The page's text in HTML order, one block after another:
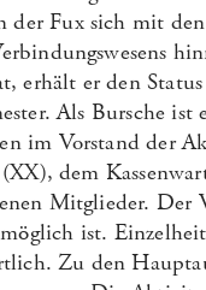
der Fux sich mit
erhält er den
Als Bursche ist
im Vorstand der
dem
Mitglieder. Der
ist.
Zu den